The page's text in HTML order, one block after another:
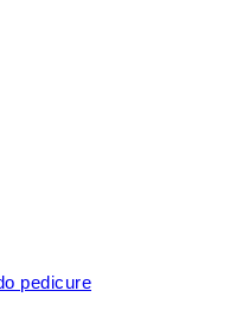
pedicure